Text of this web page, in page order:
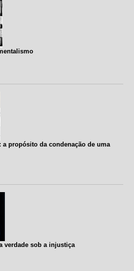
a propósito da condenação de uma
verdade sob a injustiça